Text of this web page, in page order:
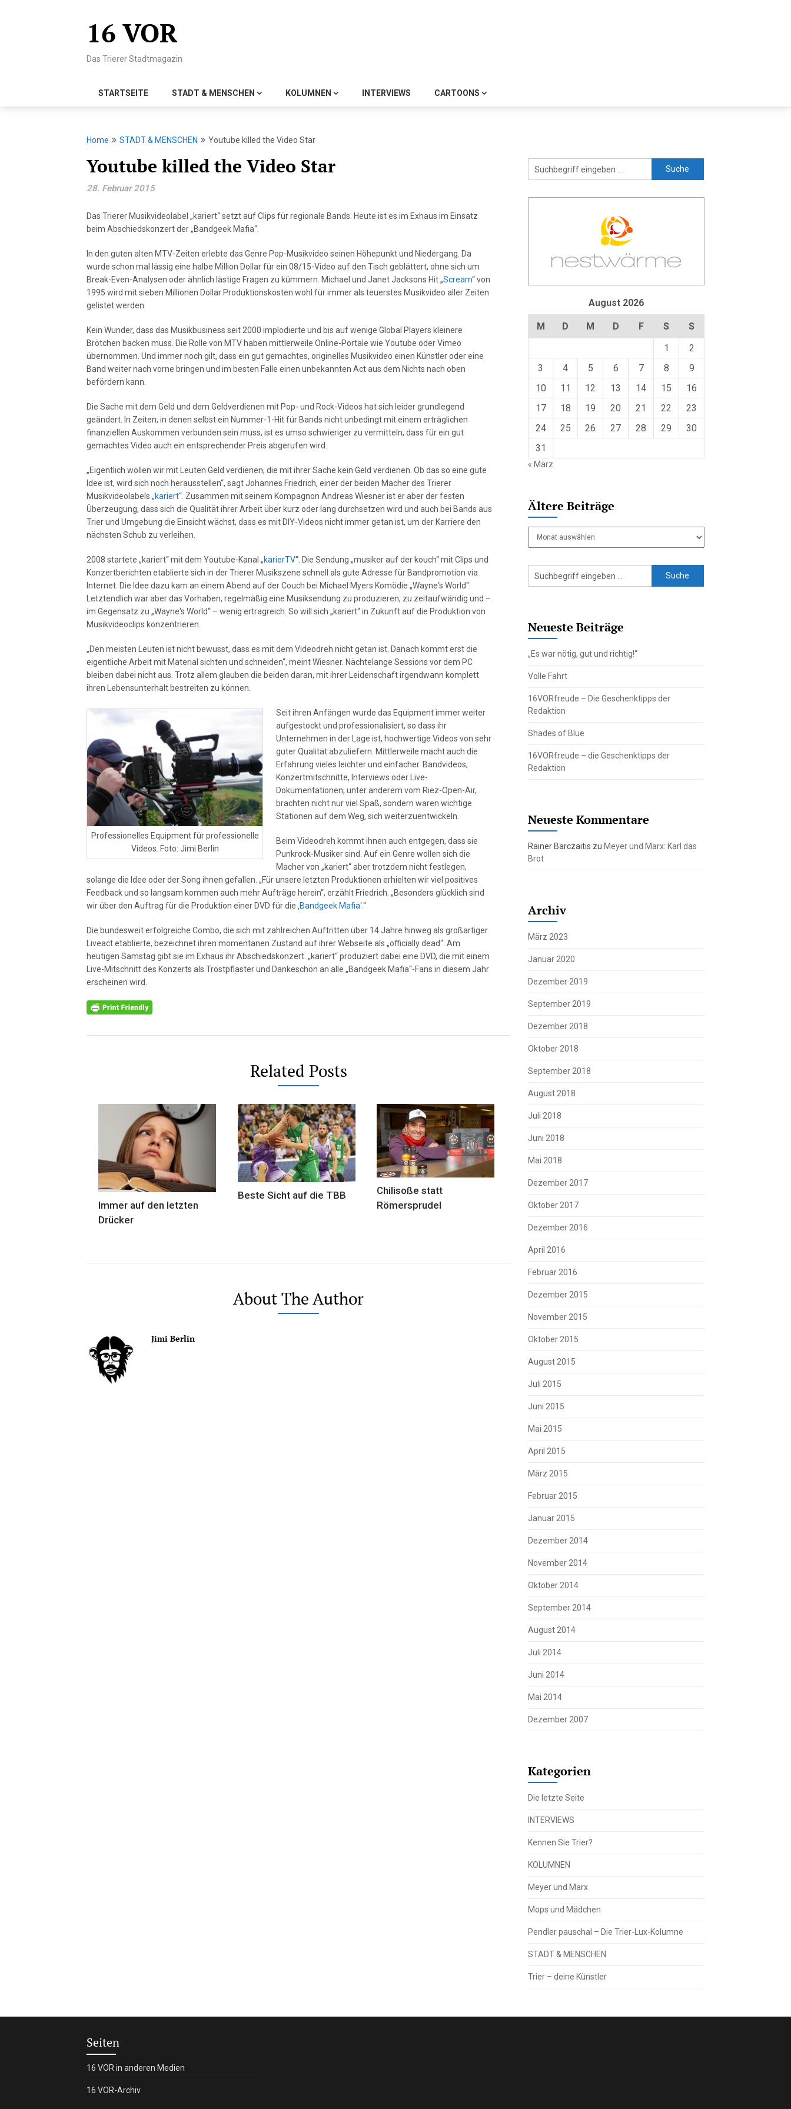
16 VOR
Das Trierer Stadtmagazin
STARTSEITE STADT & MENSCHEN KOLUMNEN INTERVIEWS CARTOONS
Home STADT & MENSCHEN Youtube killed the Video Star
Youtube killed the Video Star
28. Februar 2015
Das Trierer Musikvideolabel „kariert“ setzt auf Clips für regionale Bands. Heute ist es im Exhaus im Einsatz
beim Abschiedskonzert der „Bandgeek Mafia“.
In den guten alten MTV-Zeiten erlebte das Genre Pop-Musikvideo seinen Höhepunkt und Niedergang. Da
wurde schon mal lässig eine halbe Million Dollar für ein 08/15-Video auf den Tisch geblättert, ohne sich um
Break-Even-Analysen oder ähnlich lästige Fragen zu kümmern. Michael und Janet Jacksons Hit „Scream“ von
1995 wird mit sieben Millionen Dollar Produktionskosten wohl für immer als teuerstes Musikvideo aller Zeiten
gelistet werden.
Kein Wunder, dass das Musikbusiness seit 2000 implodierte und bis auf wenige Global Players kleinere
Brötchen backen muss. Die Rolle von MTV haben mittlerweile Online-Portale wie Youtube oder Vimeo
übernommen. Und immer noch gilt, dass ein gut gemachtes, originelles Musikvideo einen Künstler oder eine
Band weiter nach vorne bringen und im besten Falle einen unbekannten Act aus dem Nichts nach oben
befördern kann.
Die Sache mit dem Geld und dem Geldverdienen mit Pop- und Rock-Videos hat sich leider grundlegend
geändert. In Zeiten, in denen selbst ein Nummer-1-Hit für Bands nicht unbedingt mit einem erträglichen
finanziellen Auskommen verbunden sein muss, ist es umso schwieriger zu vermitteln, dass für ein gut
gemachtes Video auch ein entsprechender Preis abgerufen wird.
„Eigentlich wollen wir mit Leuten Geld verdienen, die mit ihrer Sache kein Geld verdienen. Ob das so eine gute
Idee ist, wird sich noch herausstellen“, sagt Johannes Friedrich, einer der beiden Macher des Trierer
Musikvideolabels „kariert“. Zusammen mit seinem Kompagnon Andreas Wiesner ist er aber der festen
Überzeugung, dass sich die Qualität ihrer Arbeit über kurz oder lang durchsetzen wird und auch bei Bands aus
Trier und Umgebung die Einsicht wächst, dass es mit DIY-Videos nicht immer getan ist, um der Karriere den
nächsten Schub zu verleihen.
2008 startete „kariert“ mit dem Youtube-Kanal „karierTV“. Die Sendung „musiker auf der kouch“ mit Clips und
Konzertberichten etablierte sich in der Trierer Musikszene schnell als gute Adresse für Bandpromotion via
Internet. Die Idee dazu kam an einem Abend auf der Couch bei Michael Myers Komödie „Wayne‘s World“.
Letztendlich war aber das Vorhaben, regelmäßig eine Musiksendung zu produzieren, zu zeitaufwändig und –
im Gegensatz zu „Wayne‘s World“ – wenig ertragreich. So will sich „kariert“ in Zukunft auf die Produktion von
Musikvideoclips konzentrieren.
„Den meisten Leuten ist nicht bewusst, dass es mit dem Videodreh nicht getan ist. Danach kommt erst die
eigentliche Arbeit mit Material sichten und schneiden“, meint Wiesner. Nächtelange Sessions vor dem PC
bleiben dabei nicht aus. Trotz allem glauben die beiden daran, mit ihrer Leidenschaft irgendwann komplett
ihren Lebensunterhalt bestreiten zu können.
Professionelles Equipment für professionelle
Videos. Foto: Jimi Berlin
Seit ihren Anfängen wurde das Equipment immer weiter
aufgestockt und professionalisiert, so dass ihr
Unternehmen in der Lage ist, hochwertige Videos von sehr
guter Qualität abzuliefern. Mittlerweile macht auch die
Erfahrung vieles leichter und einfacher. Bandvideos,
Konzertmitschnitte, Interviews oder Live-
Dokumentationen, unter anderem vom Riez-Open-Air,
brachten nicht nur viel Spaß, sondern waren wichtige
Stationen auf dem Weg, sich weiterzuentwickeln.
Beim Videodreh kommt ihnen auch entgegen, dass sie
Punkrock-Musiker sind. Auf ein Genre wollen sich die
Macher von „kariert“ aber trotzdem nicht festlegen,
solange die Idee oder der Song ihnen gefallen. „Für unsere letzten Produktionen erhielten wir viel positives
Feedback und so langsam kommen auch mehr Aufträge herein“, erzählt Friedrich. „Besonders glücklich sind
wir über den Auftrag für die Produktion einer DVD für die ‚ Bandgeek Mafia‘.“
Die bundesweit erfolgreiche Combo, die sich mit zahlreichen Auftritten über 14 Jahre hinweg als großartiger
Liveact etablierte, bezeichnet ihren momentanen Zustand auf ihrer Webseite als „officially dead“. Am
heutigen Samstag gibt sie im Exhaus ihr Abschiedskonzert. „kariert“ produziert dabei eine DVD, die mit einem
Live-Mitschnitt des Konzerts als Trostpflaster und Dankeschön an alle „Bandgeek Mafia“-Fans in diesem Jahr
erscheinen wird.
Related Posts
Immer auf den letzten
Drücker
Beste Sicht auf die TBB
Chilisoße statt
Römersprudel
About The Author
Jimi Berlin
August 2026
M D M D F S
S
1
2
3
4 5 6 7 8
9
10
11 12 13 14 15
16
17
18 19 20 21 22
23
24
25 26 27 28 29
30
31
« März
Ältere Beiträge
Neueste Beiträge
„Es war nötig, gut und richtig!“
Volle Fahrt
16VORfreude – Die Geschenktipps der
Redaktion
Shades of Blue
16VORfreude – die Geschenktipps der
Redaktion
Neueste Kommentare
Rainer Barczaitis zu Meyer und Marx: Karl das
Brot
Archiv
März 2023
Januar 2020
Dezember 2019
September 2019
Dezember 2018
Oktober 2018
September 2018
August 2018
Juli 2018
Juni 2018
Mai 2018
Dezember 2017
Oktober 2017
Dezember 2016
April 2016
Februar 2016
Dezember 2015
November 2015
Oktober 2015
August 2015
Juli 2015
Juni 2015
Mai 2015
April 2015
März 2015
Februar 2015
Januar 2015
Dezember 2014
November 2014
Oktober 2014
September 2014
August 2014
Juli 2014
Juni 2014
Mai 2014
Dezember 2007
Kategorien
Die letzte Seite
INTERVIEWS
Kennen Sie Trier?
KOLUMNEN
Meyer und Marx
Mops und Mädchen
Pendler pauschal – Die Trier-Lux-Kolumne
STADT & MENSCHEN
Trier – deine Künstler
Seiten
16 VOR in anderen Medien
16 VOR-Archiv